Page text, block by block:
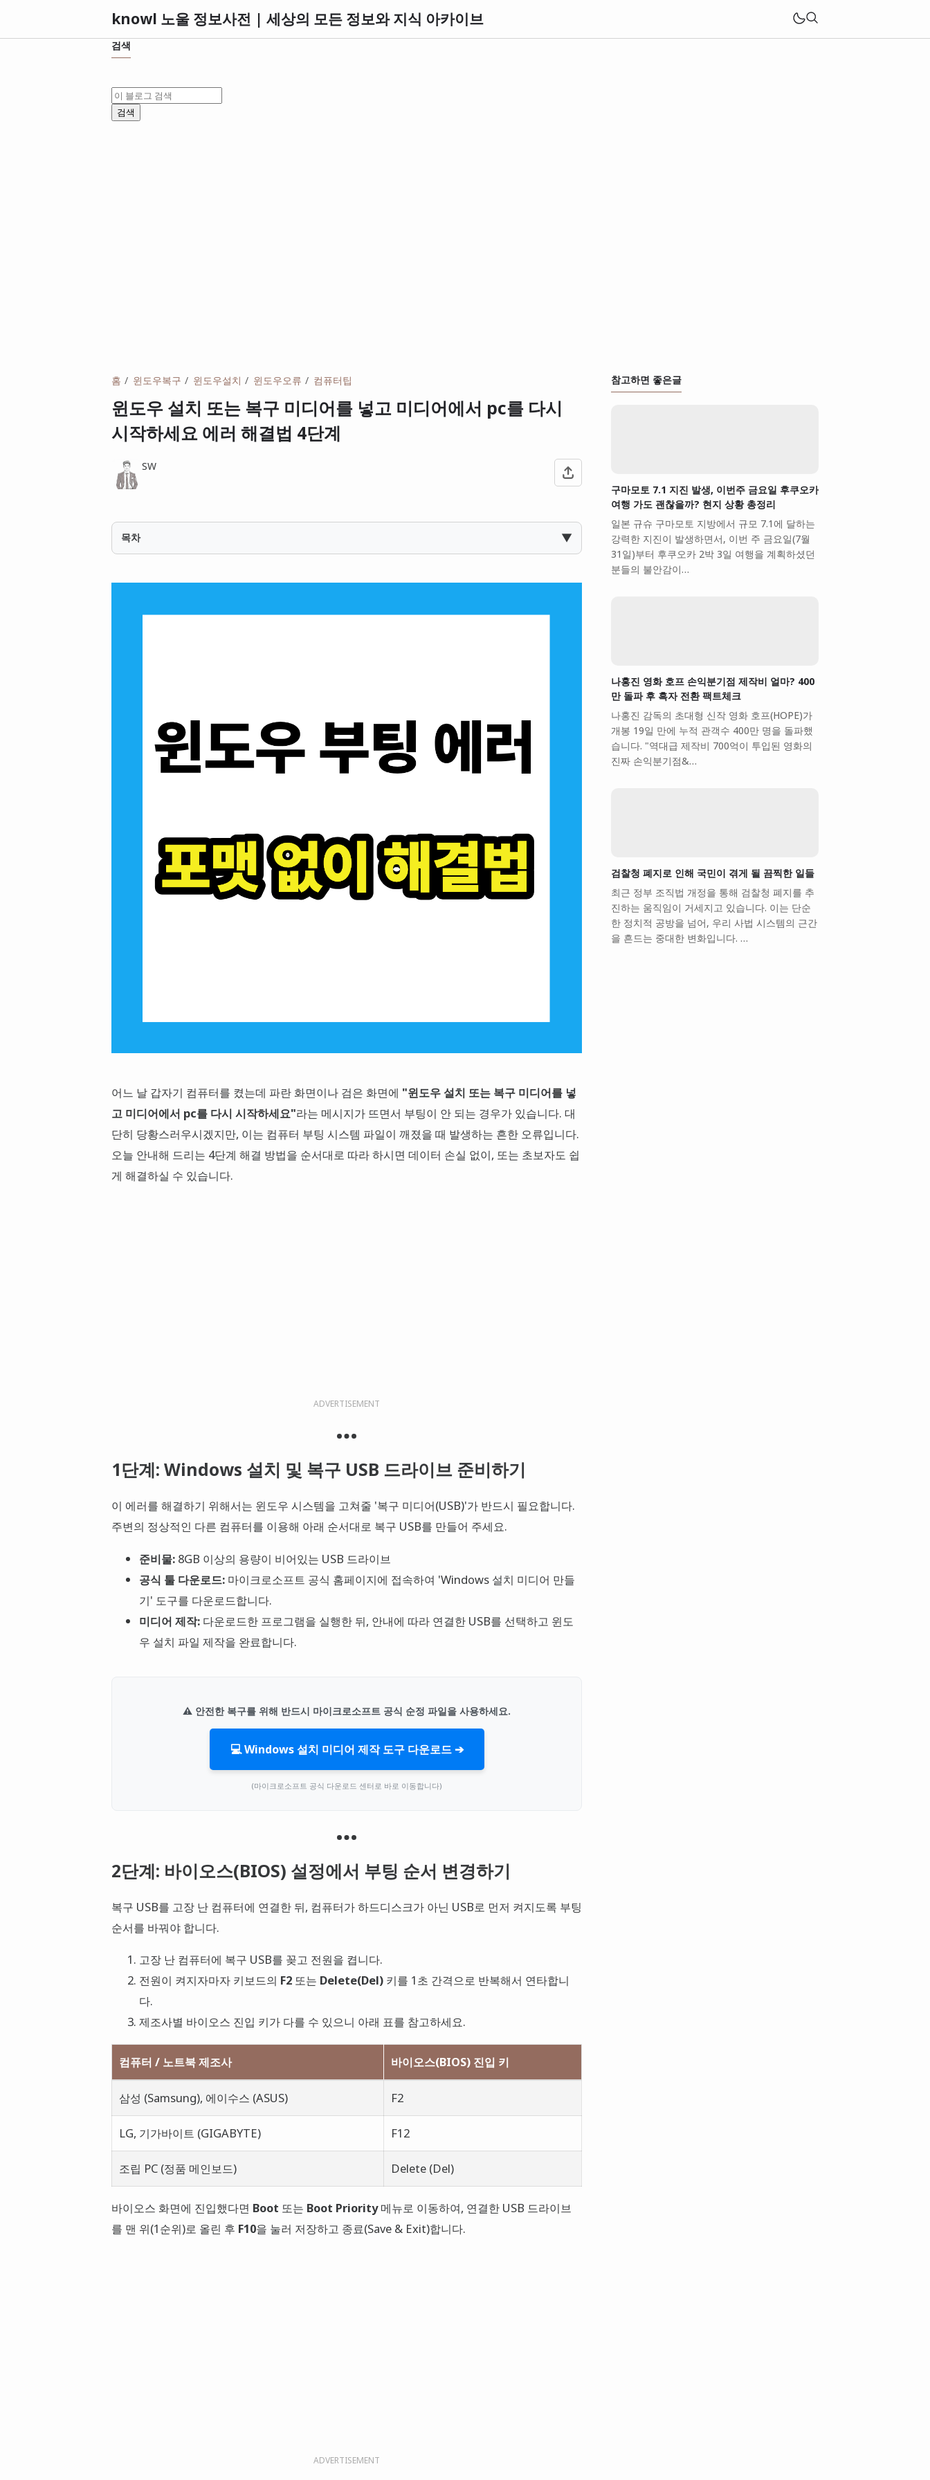
knowl 노울 정보사전 | 세상의 모든 정보와 지식 아카이브
검색
홈 윈도우복구 윈도우설치 윈도우오류 컴퓨터팁
윈도우 설치 또는 복구 미디어를 넣고 미디어에서 pc를 다시
시작하세요 에러 해결법 4단계
SW
목차 ▼
어느 날 갑자기 컴퓨터를 켰는데 파란 화면이나 검은 화면에 "윈도우 설치 또는 복구 미디어를 넣
고 미디어에서 pc를 다시 시작하세요"라는 메시지가 뜨면서 부팅이 안 되는 경우가 있습니다. 대
단히 당황스러우시겠지만, 이는 컴퓨터 부팅 시스템 파일이 깨졌을 때 발생하는 흔한 오류입니다.
오늘 안내해 드리는 4단계 해결 방법을 순서대로 따라 하시면 데이터 손실 없이, 또는 초보자도 쉽
게 해결하실 수 있습니다.
ADVERTISEMENT
1단계: Windows 설치 및 복구 USB 드라이브 준비하기
이 에러를 해결하기 위해서는 윈도우 시스템을 고쳐줄 '복구 미디어(USB)'가 반드시 필요합니다.
주변의 정상적인 다른 컴퓨터를 이용해 아래 순서대로 복구 USB를 만들어 주세요.
준비물: 8GB 이상의 용량이 비어있는 USB 드라이브
공식 툴 다운로드: 마이크로소프트 공식 홈페이지에 접속하여 'Windows 설치 미디어 만들
기' 도구를 다운로드합니다.
미디어 제작: 다운로드한 프로그램을 실행한 뒤, 안내에 따라 연결한 USB를 선택하고 윈도
우 설치 파일 제작을 완료합니다.
⚠️ 안전한 복구를 위해 반드시 마이크로소프트 공식 순정 파일을 사용하세요.
💻 Windows 설치 미디어 제작 도구 다운로드 ➔
(마이크로소프트 공식 다운로드 센터로 바로 이동합니다)
2단계: 바이오스(BIOS) 설정에서 부팅 순서 변경하기
복구 USB를 고장 난 컴퓨터에 연결한 뒤, 컴퓨터가 하드디스크가 아닌 USB로 먼저 켜지도록 부팅
순서를 바꿔야 합니다.
고장 난 컴퓨터에 복구 USB를 꽂고 전원을 켭니다.
전원이 켜지자마자 키보드의 F2 또는 Delete(Del) 키를 1초 간격으로 반복해서 연타합니
다.
제조사별 바이오스 진입 키가 다를 수 있으니 아래 표를 참고하세요.
컴퓨터 / 노트북 제조사 바이오스(BIOS) 진입 키
삼성 (Samsung), 에이수스 (ASUS) F2
LG, 기가바이트 (GIGABYTE) F12
조립 PC (정품 메인보드) Delete (Del)
바이오스 화면에 진입했다면 Boot 또는 Boot Priority메뉴로 이동하여, 연결한 USB 드라이브
를 맨 위(1순위)로 올린 후 F10을 눌러 저장하고 종료(Save & Exit)합니다.
ADVERTISEMENT
참고하면 좋은글
구마모토 7.1 지진 발생, 이번주 금요일 후쿠오카
여행 가도 괜찮을까? 현지 상황 총정리
일본 규슈 구마모토 지방에서 규모 7.1에 달하는
강력한 지진이 발생하면서, 이번 주 금요일(7월
31일)부터 후쿠오카 2박 3일 여행을 계획하셨던
분들의 불안감이…
나홍진 영화 호프 손익분기점 제작비 얼마? 400
만 돌파 후 흑자 전환 팩트체크
나홍진 감독의 초대형 신작 영화 호프(HOPE)가
개봉 19일 만에 누적 관객수 400만 명을 돌파했
습니다. "역대급 제작비 700억이 투입된 영화의
진짜 손익분기점&…
검찰청 폐지로 인해 국민이 겪게 될 끔찍한 일들
최근 정부 조직법 개정을 통해 검찰청 폐지를 추
진하는 움직임이 거세지고 있습니다. 이는 단순
한 정치적 공방을 넘어, 우리 사법 시스템의 근간
을 흔드는 중대한 변화입니다. …